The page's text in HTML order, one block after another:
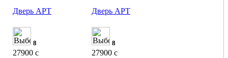
Дверь АРТ
8
27900 c
Дверь АРТ
8
27900 c